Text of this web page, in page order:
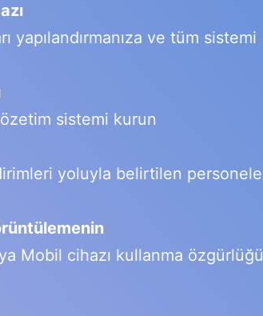
yapılandırmanıza ve tüm sistemi
sistemi kurun
yoluyla belirtilen personele
Mobil cihazı kullanma özgürlüğü